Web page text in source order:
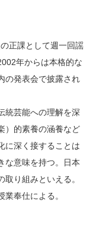
正課として週一回謡
年からは本格的な
の発表会で披露され
統芸能への理解を深
）的素養の涵養など
に深く接することは
な意味を持つ。日本
り組みといえる。
奉仕による。